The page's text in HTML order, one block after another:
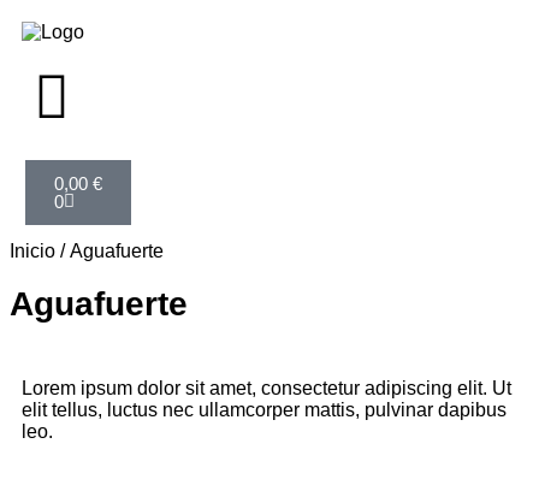
0,00 €
0
Inicio / Aguafuerte
Aguafuerte
Lorem ipsum dolor sit amet, consectetur adipiscing elit. Ut
elit tellus, luctus nec ullamcorper mattis, pulvinar dapibus
leo.